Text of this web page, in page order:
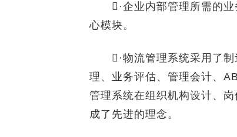
·企业内部管理所需的业
心模块。
·物流管理系统采用了制
理、业务评估、管理会计、
管理系统在组织机构设计、
成了先进的理念。